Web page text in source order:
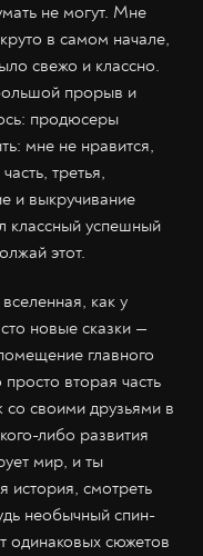
не могут. Мне
в самом начале,
свежо и классно.
прорыв и
продюсеры
мне не нравится,
третья,
и выкручивание
классный успешный
этот.
как у
новые сказки —
главного
вторая часть
своими друзьями в
либо развития
мир, и ты
история, смотреть
необычный спин-
одинаковых сюжетов